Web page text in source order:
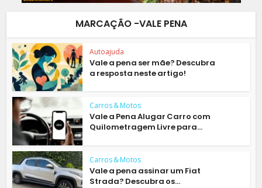
MARCAÇÃO -VALE PENA
Autoajuda
Vale a pena ser mãe? Descubra
a resposta neste artigo!
Carros & Motos
Vale a Pena Alugar Carro com
Quilometragem Livre para...
Carros & Motos
Vale a pena assinar um Fiat
Strada? Descubra os...